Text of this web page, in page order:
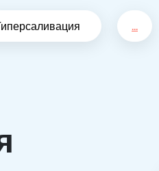
...